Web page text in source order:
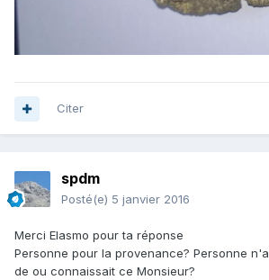
Citer
spdm
Posté(e) 5 janvier 2016
Merci Elasmo pour ta réponse
Personne pour la provenance? Personne
de ou connaissait ce Monsieur?